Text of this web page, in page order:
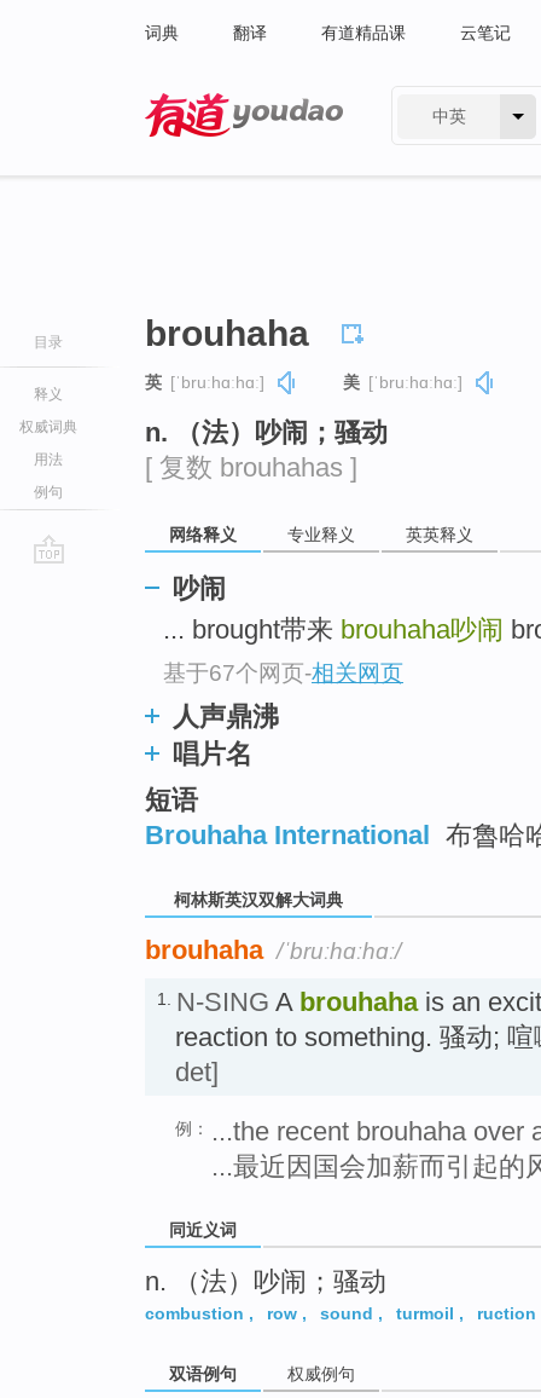
词典 翻译 有道精品课 云笔记
中英
目录
释义
权威词典
用法
例句
brouhaha
英 [ˈbruːhɑːhɑː] 美 [ˈbruːhɑːhɑː]
n. （法）吵闹；骚动
[ 复数 brouhahas ]
网络释义 专业释义 英英释义
吵闹
... brought带来 brouhaha吵闹
基于67个网页-相关网页
人声鼎沸
唱片名
短语
Brouhaha International
布魯哈
柯林斯英汉双解大词典
brouhaha /ˈbruːhɑːhɑː/
1. N-SING A brouhahais an
reaction to something. 骚动;
det]
例：
...the recent brouhaha over
...最近因国会加薪而引起的
同近义词
n. （法）吵闹；骚动
combustion , row , sound , turmoil , ruction
双语例句 权威例句